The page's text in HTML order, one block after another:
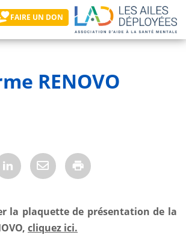
FAIRE UN DON
RENOVO
la plaquette de présentation de la
cliquez ici.